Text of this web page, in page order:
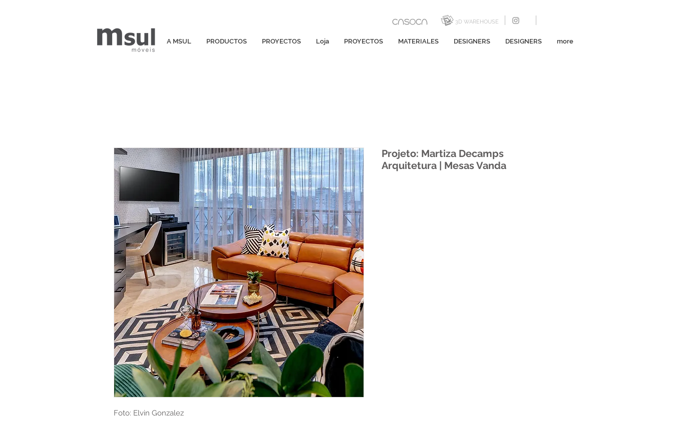
A MSUL PRODUCTOS PROYECTOS Loja PROYECTOS MATERIALES DESIGNERS DESIGNERS more
3D WAREHOUSE
Foto: Elvin Gonzalez
Projeto: Martiza Decamps
Arquitetura | Mesas Vanda